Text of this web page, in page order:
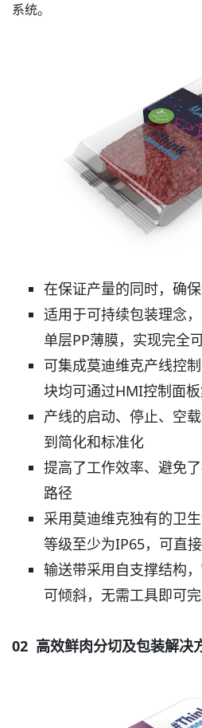
系统。
在保证产量的同时，确
适用于可持续包装理念
单层PP薄膜，实现完全
可集成莫迪维克产线控
块均可通过HMI控制面
产线的启动、停止、空
到简化和标准化
提高了工作效率、避免
路径
采用莫迪维克独有的卫
等级至少为IP65，可直
输送带采用自支撑结构
可倾斜，无需工具即可
02 高效鲜肉分切及包装解决